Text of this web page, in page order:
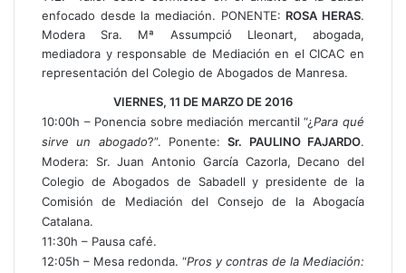
enfocado desde la mediación. PONENTE: ROSA HERAS.
Modera Sra. Mª Assumpció Lleonart, abogada,
mediadora y responsable de Mediación en el CICAC en
representación del Colegio de Abogados de Manresa.
VIERNES, 11 DE MARZO DE 2016
10:00h – Ponencia sobre mediación mercantil “¿Para qué
sirve un abogado?”. Ponente:Sr. PAULINO FAJARDO.
Modera: Sr. Juan Antonio García Cazorla, Decano del
Colegio de Abogados de Sabadell y presidente de la
Comisión de Mediación del Consejo de la Abogacía
Catalana.
11:30h – Pausa café.
12:05h – Mesa redonda. “Pros y contras de la Mediación: